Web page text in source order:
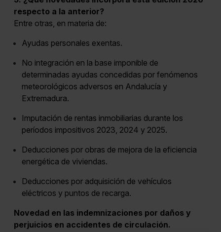
respecto a la anterior?
Entre otras, en materia de:
Ayudas personales exentas.
No integración en la base imponible de
determinadas ayudas concedidas por fenómenos
meteorológicos adversos en Andalucía y
Extremadura.
Imputación de rentas inmobiliarias durante los
períodos impositivos 2023, 2024 y 2025.
Deducciones por obras de mejora de la eficiencia
energética de viviendas.
Deducciones por adquisición de vehículos
eléctricos y puntos de recarga.
Novedad en las indemnizaciones por daños y
perjuicios en accidentes de circulación.